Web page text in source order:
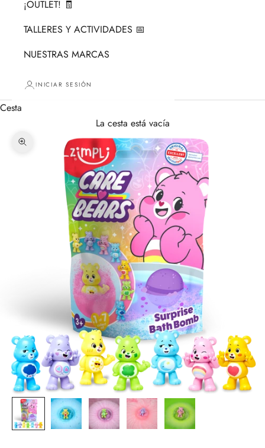
¡OUTLET! 🧾
TALLERES Y ACTIVIDADES 📅
NUESTRAS MARCAS
INICIAR SESIÓN
Cesta
La cesta está vacía
Zoom